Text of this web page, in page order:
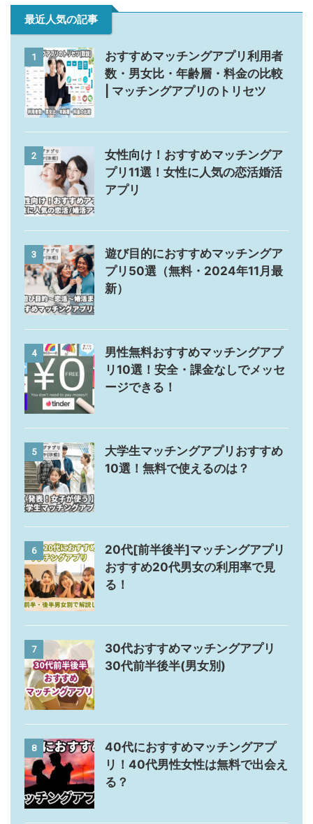
最近人気の記事
1
おすすめマッチングアプリ利用者
数・男女比・年齢層・料金の比較
| マッチングアプリのトリセツ
2
女性向け！おすすめマッチングア
プリ11選！女性に人気の恋活婚活
アプリ
3
遊び目的におすすめマッチングア
プリ50選（無料・2024年11月最
新）
4
男性無料おすすめマッチングアプ
リ10選！安全・課金なしでメッセ
ージできる！
5
大学生マッチングアプリおすすめ
10選！無料で使えるのは？
6
20代[前半後半]マッチングアプリ
おすすめ20代男女の利用率で見
る！
7
30代おすすめマッチングアプリ
30代前半後半(男女別)
8
40代におすすめマッチングアプ
リ！40代男性女性は無料で出会え
る？